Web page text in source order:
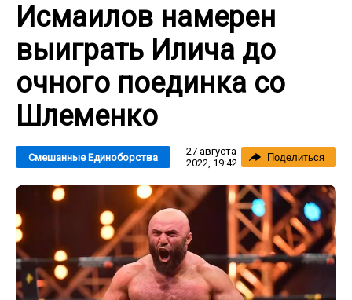
Исмаилов намерен
выиграть Илича до
очного поединка со
Шлеменко
Смешанные Единоборства
27 августа
2022, 19:42
Поделиться